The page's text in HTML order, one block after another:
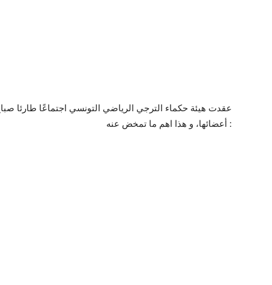
أعضائها، و هذا اهم ما تمخض عنه :